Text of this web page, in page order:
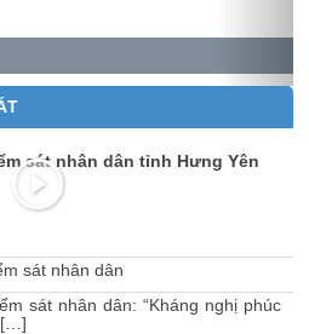
sát nhân dân tỉnh Hưng Yên
sát nhân dân
sát nhân dân: “Kháng nghị phúc
[…]